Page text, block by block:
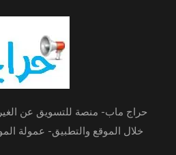
حراج ماب- منصة للتسويق عن